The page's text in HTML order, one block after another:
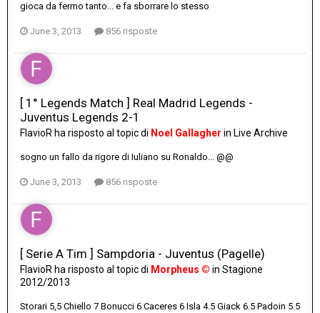
gioca da fermo tanto... e fa sborrare lo stesso
June 3, 2013 856 risposte
[ 1° Legends Match ] Real Madrid Legends -
Juventus Legends 2-1
FlavioR ha risposto al topic di Noel Gallagher in Live Archive
sogno un fallo da rigore di Iuliano su Ronaldo... @@
June 3, 2013 856 risposte
[ Serie A Tim ] Sampdoria - Juventus (Pagelle)
FlavioR ha risposto al topic di Morpheus © in Stagione
2012/2013
Storari 5,5 Chiello 7 Bonucci 6 Caceres 6 Isla 4.5 Giack 6.5 Padoin 5.5